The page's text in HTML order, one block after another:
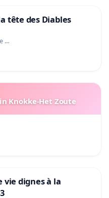
tête des Diables
…
Knokke-Het Zoute
vie dignes à la